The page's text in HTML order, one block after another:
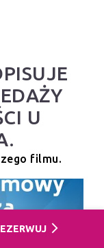
U
filmu.
arrow_forward_ios